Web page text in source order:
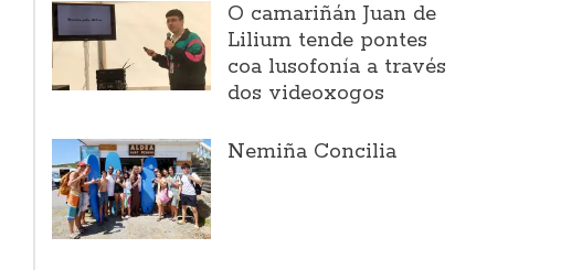
O camariñán Juan de
Lilium tende pontes
coa lusofonía a través
dos videoxogos
Nemiña Concilia